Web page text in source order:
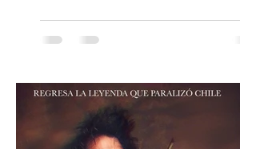
agrupación ícono de la Nueva Canción
Chilena conmemorará su legado de 60
19:00 horas, en el Teatro Municipal de
Santiago. La celebración reunirá a la
máxima exponente de la música popular
peruana, Eva Ayllón, al Cuarteto Austral y